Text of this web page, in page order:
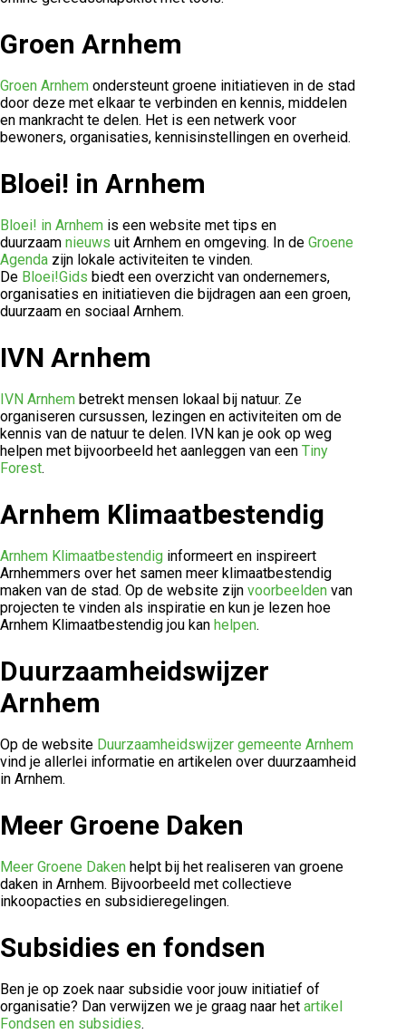
Groen Arnhem
Groen Arnhem ondersteunt groene initiatieven in de stad
door deze met elkaar te verbinden en kennis, middelen
en mankracht te delen. Het is een netwerk voor
bewoners, organisaties, kennisinstellingen en overheid.
Bloei! in Arnhem
Bloei! in Arnhem is een website met tips en
duurzaam nieuws uit Arnhem en omgeving. In de Groene
Agenda zijn lokale activiteiten te vinden.
De Bloei!Gids biedt een overzicht van ondernemers,
organisaties en initiatieven die bijdragen aan een groen,
duurzaam en sociaal Arnhem.
IVN Arnhem
IVN Arnhem betrekt mensen lokaal bij natuur. Ze
organiseren cursussen, lezingen en activiteiten om de
kennis van de natuur te delen. IVN kan je ook op weg
helpen met bijvoorbeeld het aanleggen van een Tiny
Forest.
Arnhem Klimaatbestendig
Arnhem Klimaatbestendig informeert en inspireert
Arnhemmers over het samen meer klimaatbestendig
maken van de stad. Op de website zijn voorbeelden van
projecten te vinden als inspiratie en kun je lezen hoe
Arnhem Klimaatbestendig jou kan helpen.
Duurzaamheidswijzer
Arnhem
Op de website Duurzaamheidswijzer gemeente Arnhem
vind je allerlei informatie en artikelen over duurzaamheid
in Arnhem.
Meer Groene Daken
Meer Groene Daken helpt bij het realiseren van groene
daken in Arnhem. Bijvoorbeeld met collectieve
inkoopacties en subsidieregelingen.
Subsidies en fondsen
Ben je op zoek naar subsidie voor jouw initiatief of
organisatie? Dan verwijzen we je graag naar het artikel
Fondsen en subsidies.